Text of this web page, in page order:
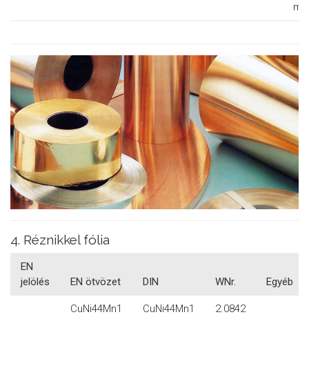
4. Réznikkel fólia
EN
jelölés
EN ötvözet DIN WNr. Egyéb
CuNi44Mn1 CuNi44Mn1 2.0842